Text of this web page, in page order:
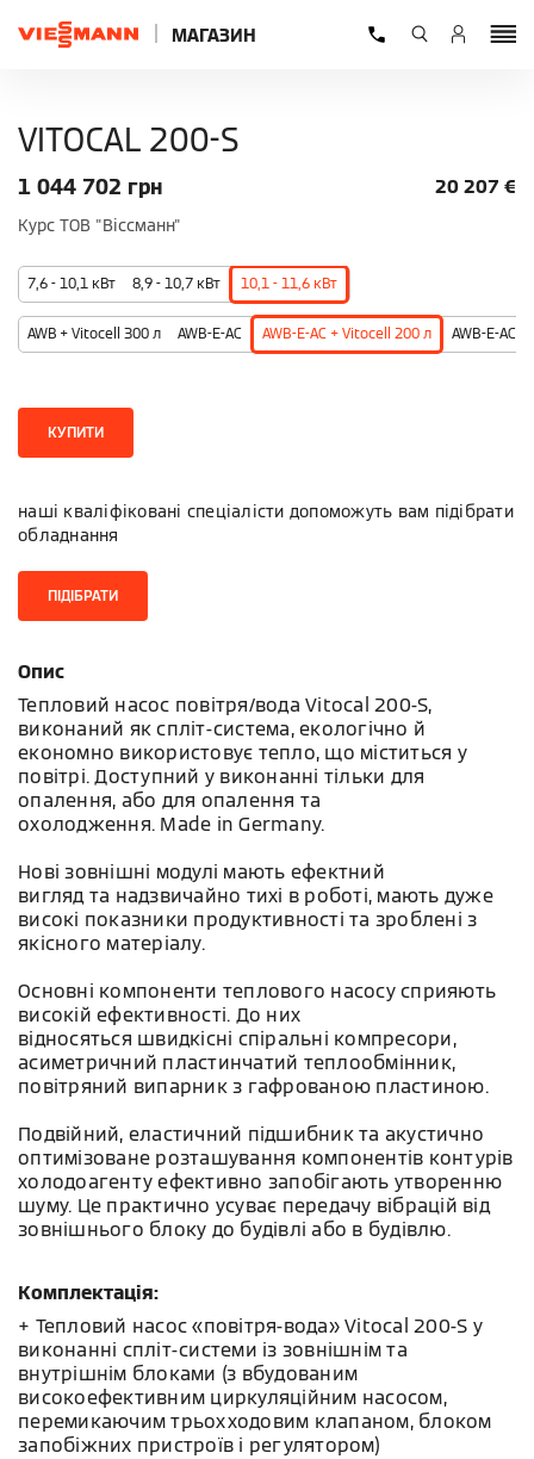
МАГАЗИН
VITOCAL 200-S
1 044 702 грн 20 207 €
Курс ТОВ "Віссманн"
7,6 - 10,1 кВт 8,9 - 10,7 кВт 10,1 - 11,6 кВт
AWB + Vitocell 300 л AWB-E-AC AWB-E-AC + Vitocell 200 л AWB-E-AC
КУПИТИ
наші кваліфіковані спеціалісти допоможуть вам підібрати
обладнання
ПІДІБРАТИ
Опис
Тепловий насос повітря/вода Vitocal 200-S,
виконаний як спліт-система, екологічно й
економно використовує тепло, що міститься у
повітрі. Доступний у виконанні тільки для
опалення, або для опалення та
охолодження. Made in Germany.
Нові зовнішні модулі мають ефектний
вигляд та надзвичайно тихі в роботі, мають дуже
високі показники продуктивності та зроблені з
якісного матеріалу.
Основні компоненти теплового насосу сприяють
високій ефективності. До них
відносяться швидкісні спіральні компресори,
асиметричний пластинчатий теплообмінник,
повітряний випарник з гафрованою пластиною.
Подвійний, еластичний підшибник та акустично
оптимізоване розташування компонентів контурів
холодоагенту ефективно запобігають утворенню
шуму. Це практично усуває передачу вібрацій від
зовнішнього блоку до будівлі або в будівлю.
Комплектація:
+ Тепловий насос «повітря-вода» Vitocal 200-S у
виконанні спліт-системи із зовнішнім та
внутрішнім блоками (з вбудованим
високоефективним циркуляційним насосом,
перемикаючим трьохходовим клапаном, блоком
запобіжних пристроїв і регулятором)